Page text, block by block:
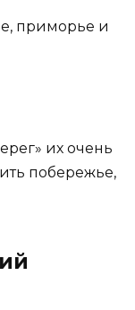
приморье и
их очень
побережье,